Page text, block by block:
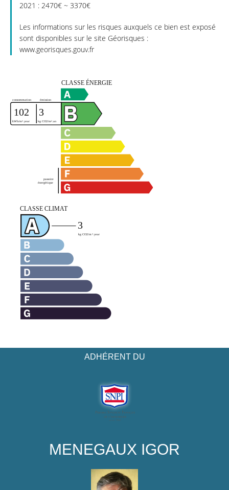
2021 : 2470€ ~ 3370€
Les informations sur les risques auxquels ce bien est exposé
sont disponibles sur le site Géorisques :
www.georisques.gouv.fr
ADHÉRENT DU
MENEGAUX IGOR